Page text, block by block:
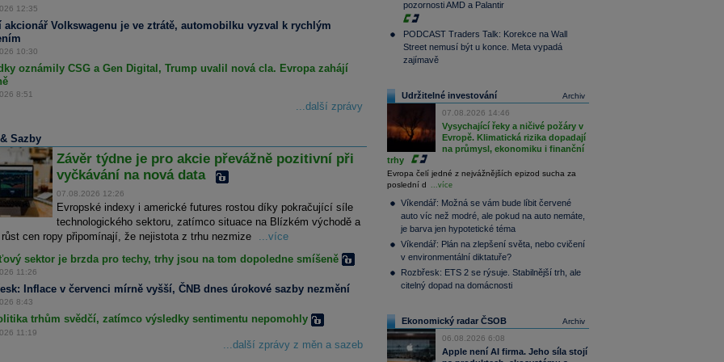
una jako vůdce, který spolu se svým lidem snáší drsné podmínky (ČTK)
Nordisk - ...
z největších světových pořadatelů kulturních akcí Live Nation získá majoritní podíl 51
v novém provozovateli multifunkčních hal O2 arena, O2 universum a Forum Karlín.
společný podnik založí s investiční skupinou PPF, která prostřednictvím dceřiné firmy
O2 arenu a O2 universum vlastní. Ve Foru Karlín, které od loňska vlastní Patria
společnost, PPF dosud působila jako provozovatel (ČTK)
12:35
akcionář Volkswagenu je ve ztrátě, automobilku vyzval k rychlým
10:30
oznámily CSG a Gen Digital, Trump uvalil nová cla. Evropa zahájí
8:51
...další zprávy
Sazby
Závěr týdne je pro akcie převážně pozitivní při
vyčkávání na nová data
07.08.2026 12:26
Evropské indexy i americké futures rostou díky pokračující síle
technologického sektoru, zatímco situace na Blízkém východě a
cen ropy připomínají, že nejistota z trhu nezmize
...více
sektor je brzda pro techy, trhy jsou na tom dopoledne smíšeně
11:26
Inflace v červenci mírně vyšší, ČNB dnes úrokové sazby nezmění
8:43
trhům svědčí, zatímco výsledky sentimentu nepomohly
11:19
...další zprávy z měn a sazeb
Toronto SE
Composite
Index
XETRA
index
pozornosti AMD a Palantir
PODCAST Traders Talk: Korekce na Wall
Street nemusí být u konce. Meta vypadá
zajímavě
Archiv
Udržitelné investování
07.08.2026 14:46
Vysychající řeky a ničivé požáry v
Evropě. Klimatická rizika dopadají
na průmysl, ekonomiku i finanční
trhy
Evropa čelí jedné z nejvážnějších epizod sucha za
poslední d
...více
Víkendář: Možná se vám bude líbit červené
auto víc než modré, ale pokud na auto nemáte,
je barva jen hypotetické téma
Víkendář: Plán na zlepšení světa, nebo cvičení
v environmentální diktatuře?
Rozbřesk: ETS 2 se rýsuje. Stabilnější trh, ale
citelný dopad na domácnosti
Archiv
Ekonomický radar ČSOB
06.08.2026 6:08
Apple není AI firma. Jeho síla stojí